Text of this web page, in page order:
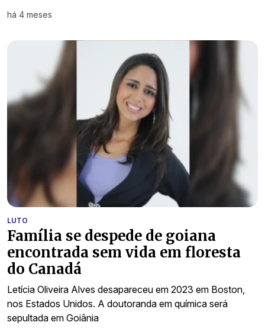
há 4 meses
LUTO
Família se despede de goiana
encontrada sem vida em floresta
do Canadá
Letícia Oliveira Alves desapareceu em 2023 em Boston,
nos Estados Unidos. A doutoranda em química será
sepultada em Goiânia